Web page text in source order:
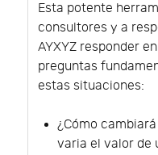
Esta potente
consultores y a
AYXYZ responder
preguntas
estas situaciones:
¿Cómo
varia el valor de